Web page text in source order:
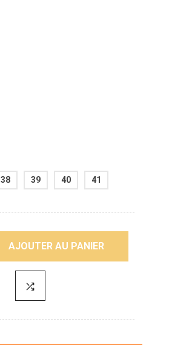
38 39 40 41
AJOUTER AU PANIER